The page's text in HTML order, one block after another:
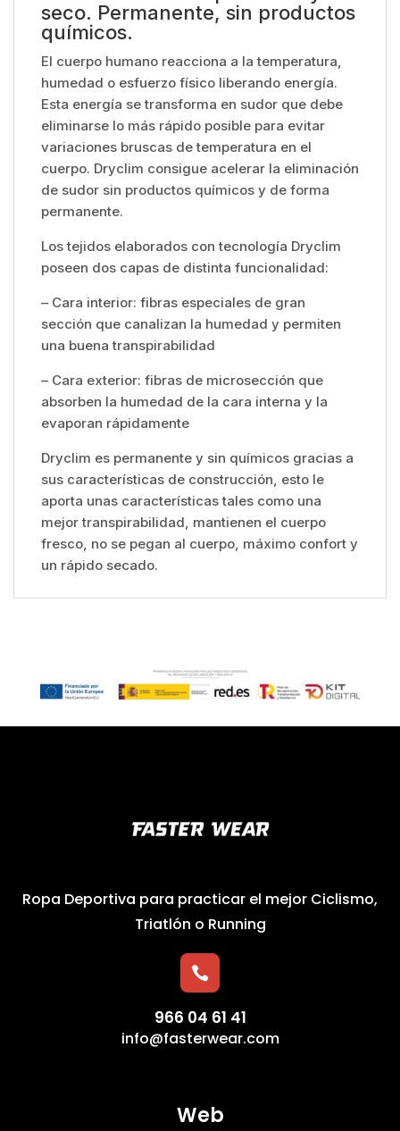
seco. Permanente, sin productos
químicos.
El cuerpo humano reacciona a la temperatura,
humedad o esfuerzo físico liberando energía.
Esta energía se transforma en sudor que debe
eliminarse lo más rápido posible para evitar
variaciones bruscas de temperatura en el
cuerpo. Dryclim consigue acelerar la eliminación
de sudor sin productos químicos y de forma
permanente.
Los tejidos elaborados con tecnología Dryclim
poseen dos capas de distinta funcionalidad:
– Cara interior: fibras especiales de gran
sección que canalizan la humedad y permiten
una buena transpirabilidad
– Cara exterior: fibras de microsección que
absorben la humedad de la cara interna y la
evaporan rápidamente
Dryclim es permanente y sin químicos gracias a
sus características de construcción, esto le
aporta unas características tales como una
mejor transpirabilidad, mantienen el cuerpo
fresco, no se pegan al cuerpo, máximo confort y
un rápido secado.
Ropa Deportiva para practicar el mejor Ciclismo,
Triatlón o Running

966 04 61 41
info@fasterwear.com
Web